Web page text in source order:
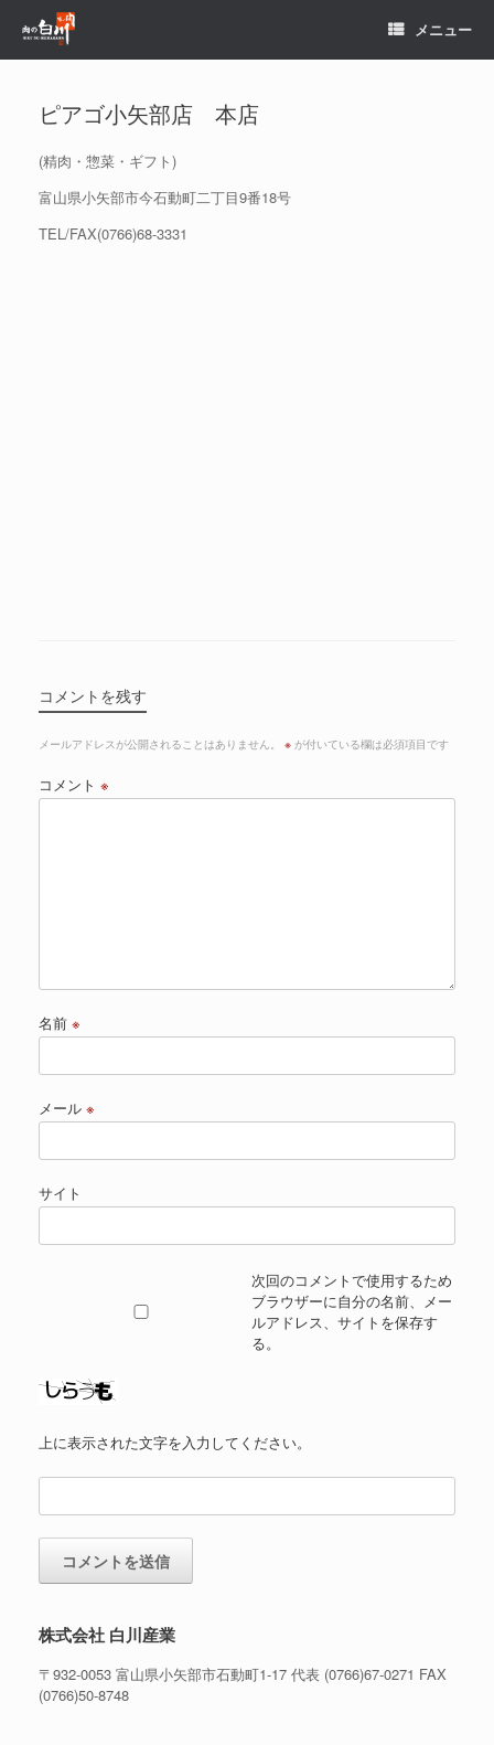
メニュー
ピアゴ小矢部店 本店
(精肉・惣菜・ギフト)
富山県小矢部市今石動町二丁目9番18号
TEL/FAX(0766)68-3331
コメントを残す
メールアドレスが公開されることはありません。 ※ が付いている欄は必須項目です
コメント ※
名前 ※
メール ※
サイト
次回のコメントで使用するため
ブラウザーに自分の名前、メー
ルアドレス、サイトを保存す
る。
上に表示された文字を入力してください。
株式会社 白川産業
〒932-0053 富山県小矢部市石動町1-17 代表 (0766)67-0271 FAX
(0766)50-8748